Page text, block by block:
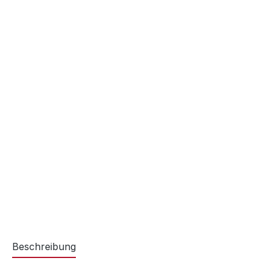
Beschreibung